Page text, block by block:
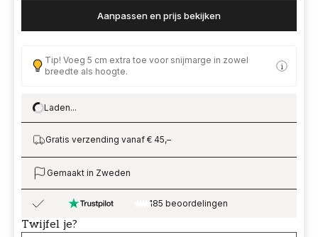
Aanpassen en prijs bekijken
Tip! Voeg 5 cm extra toe voor snijmarge in zowel
breedte als hoogte.
Loading…
Laden...
Gratis verzending vanaf € 45,–
Gemaakt in Zweden
185 beoordelingen
Twijfel je?